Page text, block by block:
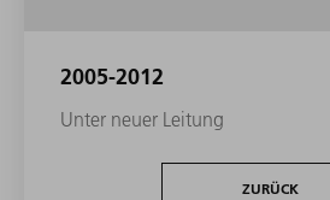
2005-2012
Unter neuer Leitung
ZURÜCK